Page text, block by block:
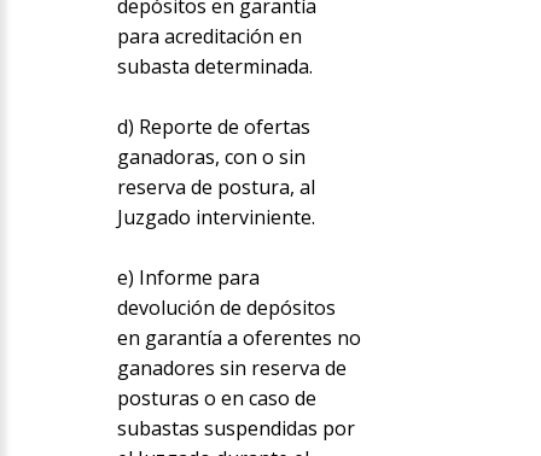
depósitos en garantía
para acreditación en
subasta determinada.
d) Reporte de ofertas
ganadoras, con o sin
reserva de postura, al
Juzgado interviniente.
e) Informe para
devolución de depósitos
en garantía a oferentes no
ganadores sin reserva de
posturas o en caso de
subastas suspendidas por